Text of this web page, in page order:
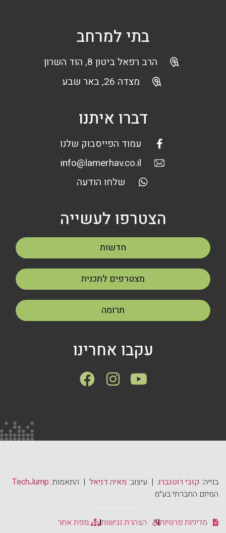
בתי למרחב
הרב רפאל ביטון 8, הוד השרון
מצדה 26, באר שבע
דברו איתנו
עמוד הפייסבוק שלנו
info@lamerhav.co.il
שלחו הודעה
הצטרפו לעשייה
חדשות
מצטרפים לתכנית
תרומה
עקבו אחרינו
בנייה: קובי רוטנברג | עיצוב: מאיה דניאל | התאמות: TechJump
המיזם החברתי בע״מ
מדיניות פרטיות הצהרת נגישות מפת אתר